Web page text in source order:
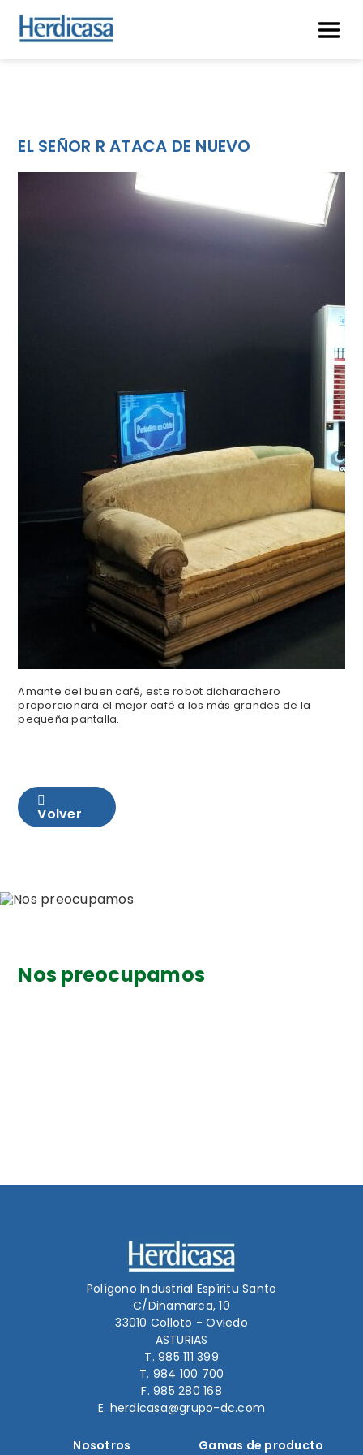
EL SEÑOR R ATACA DE NUEVO
Amante del buen café, este robot dicharachero
proporcionará el mejor café a los más grandes de la
pequeña pantalla.
Volver
Nos preocupamos
Polígono Industrial Espíritu Santo
C/Dinamarca, 10
33010 Colloto - Oviedo
ASTURIAS
T. 985 111 399
T. 984 100 700
F. 985 280 168
E. herdicasa@grupo-dc.com
Nosotros Gamas de producto